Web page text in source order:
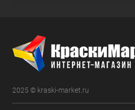
2025 © kraski-market.ru